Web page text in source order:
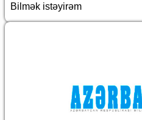
Bilmək istəyirəm